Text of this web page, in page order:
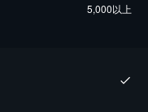
5,000以上